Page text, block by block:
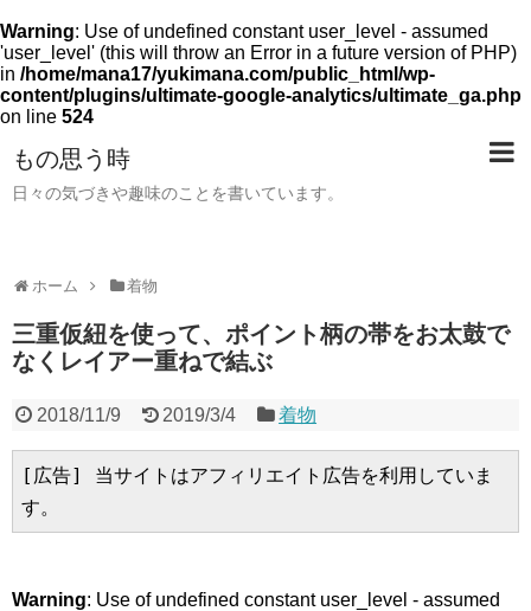
Warning: Use of undefined constant user_level - assumed
'user_level' (this will throw an Error in a future version of PHP)
in /home/mana17/yukimana.com/public_html/wp-
content/plugins/ultimate-google-analytics/ultimate_ga.php
on line 524
もの思う時
日々の気づきや趣味のことを書いています。
ホーム 着物
三重仮紐を使って、ポイント柄の帯をお太鼓で
なくレイアー重ねで結ぶ
2018/11/9 2019/3/4 着物
[広告] 当サイトはアフィリエイト広告を利用していま
す。
Warning: Use of undefined constant user_level - assumed